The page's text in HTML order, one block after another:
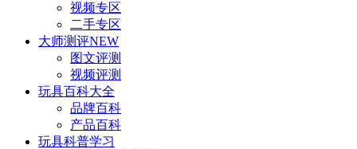
视频专区
二手专区
大师测评NEW
图文评测
视频评测
玩具百科大全
品牌百科
产品百科
玩具科普学习